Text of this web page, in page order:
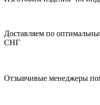
Доставляем по
СНГ
Отзывчивые менеджеры